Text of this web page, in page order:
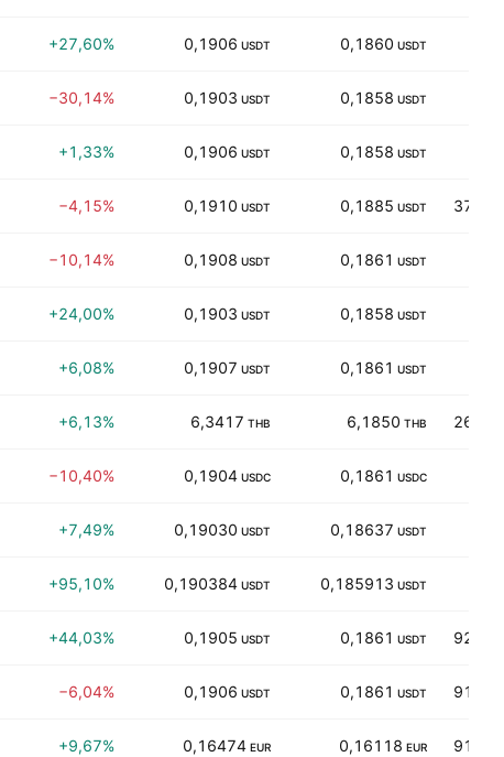
+27,60% 0,1906 USDT 0,1860 USDT
−30,14% 0,1903 USDT 0,1858 USDT
+1,33% 0,1906 USDT 0,1858 USDT
−4,15% 0,1910 USDT 0,1885 USDT
−10,14% 0,1908 USDT 0,1861 USDT
+24,00% 0,1903 USDT 0,1858 USDT
+6,08% 0,1907 USDT 0,1861 USDT
+6,13% 6,3417 THB 6,1850 THB
−10,40% 0,1904 USDC 0,1861 USDC
+7,49% 0,19030 USDT 0,18637 USDT
+95,10% 0,190384 USDT 0,185913 USDT
+44,03% 0,1905 USDT 0,1861 USDT
−6,04% 0,1906 USDT 0,1861 USDT
+9,67% 0,16474 EUR 0,16118 EUR